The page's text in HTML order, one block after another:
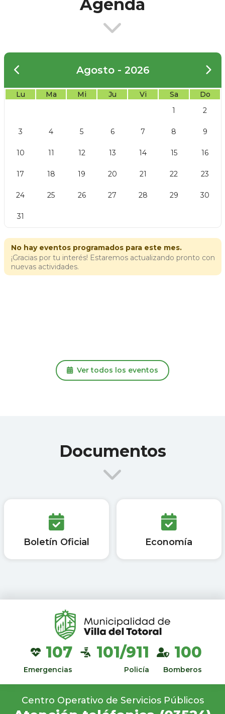
Agenda
Ver todos los eventos
Documentos
Boletín Oficial Economía
107
Emergencias
101/911
Policía
100
Bomberos
Centro Operativo de Servicios Públicos